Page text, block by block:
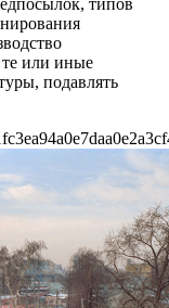
типов
те или иные
подавлять